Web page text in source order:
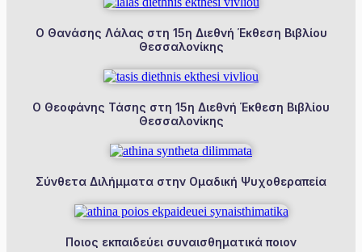
Ο Θανάσης Λάλας στη 15η Διεθνή Έκθεση Βιβλίου
Θεσσαλονίκης
Ο Θεοφάνης Τάσης στη 15η Διεθνή Έκθεση Βιβλίου
Θεσσαλονίκης
Σύνθετα Διλήμματα στην Ομαδική Ψυχοθεραπεία
Ποιος εκπαιδεύει συναισθηματικά ποιον